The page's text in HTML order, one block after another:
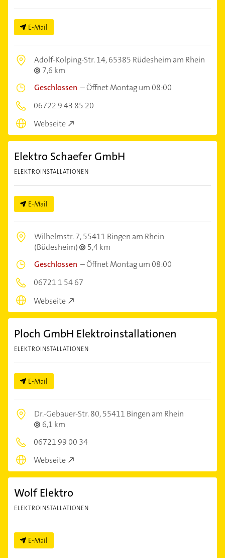
E-Mail
Adolf-Kolping-Str. 14,65385 Rüdesheim am Rhein
7,6 km
Geschlossen –Öffnet Montag um 08:00
06722 9 43 85 20
Webseite
Elektro Schaefer GmbH
ELEKTROINSTALLATIONEN
E-Mail
Wilhelmstr. 7,55411 Bingen am Rhein
(Büdesheim)
5,4 km
Geschlossen –Öffnet Montag um 08:00
06721 1 54 67
Webseite
Ploch GmbH Elektroinstallationen
ELEKTROINSTALLATIONEN
E-Mail
Dr.-Gebauer-Str. 80,55411 Bingen am Rhein
6,1 km
06721 99 00 34
Webseite
Wolf Elektro
ELEKTROINSTALLATIONEN
E-Mail